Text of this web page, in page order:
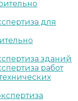
для
зданий
работ